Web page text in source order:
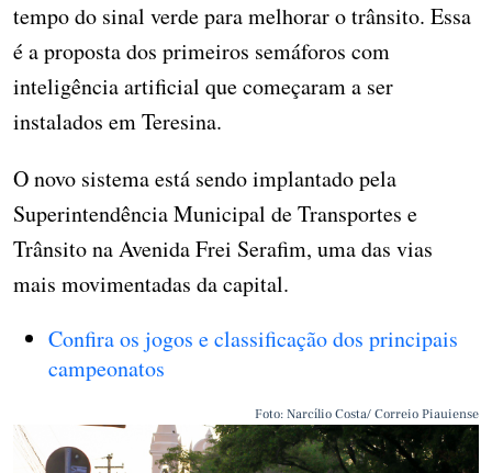
tempo do sinal verde para melhorar o trânsito. Essa
é a proposta dos primeiros semáforos com
inteligência artificial que começaram a ser
instalados em Teresina.
O novo sistema está sendo implantado pela
Superintendência Municipal de Transportes e
Trânsito na Avenida Frei Serafim, uma das vias
mais movimentadas da capital.
Confira os jogos e classificação dos principais
campeonatos
Foto: Narcílio Costa/ Correio Piauiense